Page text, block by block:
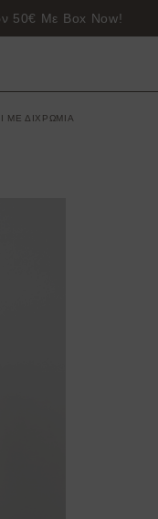
50€ Με Box Now!
ΜΕ ΔΙΧΡΩΜΙΑ